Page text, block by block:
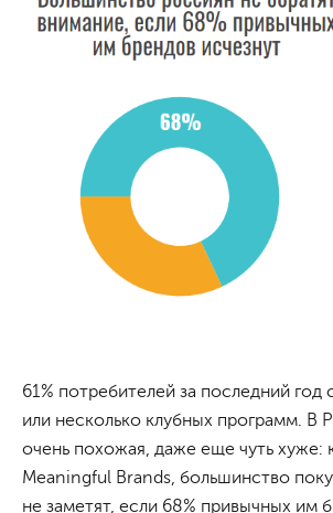
61% потребителей за последний год
или несколько клубных программ. В
очень похожая, даже еще чуть хуже:
Meaningful Brands, большинство
не заметят, если 68% привычных им